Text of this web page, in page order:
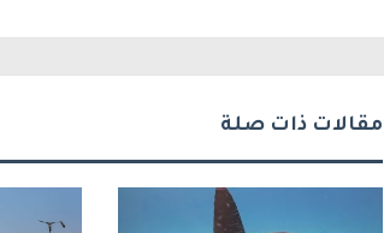
ك
ت
ر
و
مقالات ذات صلة